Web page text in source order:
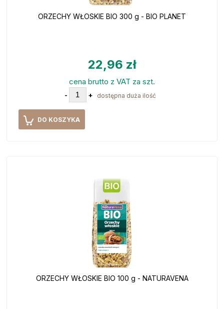
ORZECHY WŁOSKIE BIO 300 g - BIO PLANET
22,96 zł
cena brutto z VAT za szt.
- + dostępna duża ilość
DO KOSZYKA
ORZECHY WŁOSKIE BIO 100 g - NATURAVENA